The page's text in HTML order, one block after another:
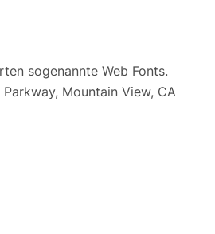
sogenannte Web Fonts.
Mountain View, CA